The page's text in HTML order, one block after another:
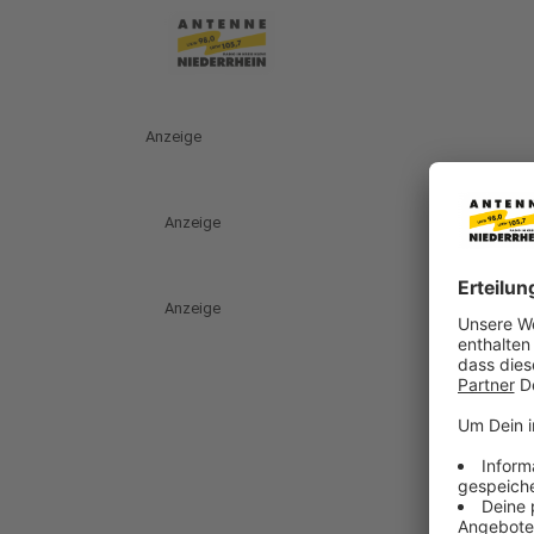
Anzeige
Anzeige
Anzeige